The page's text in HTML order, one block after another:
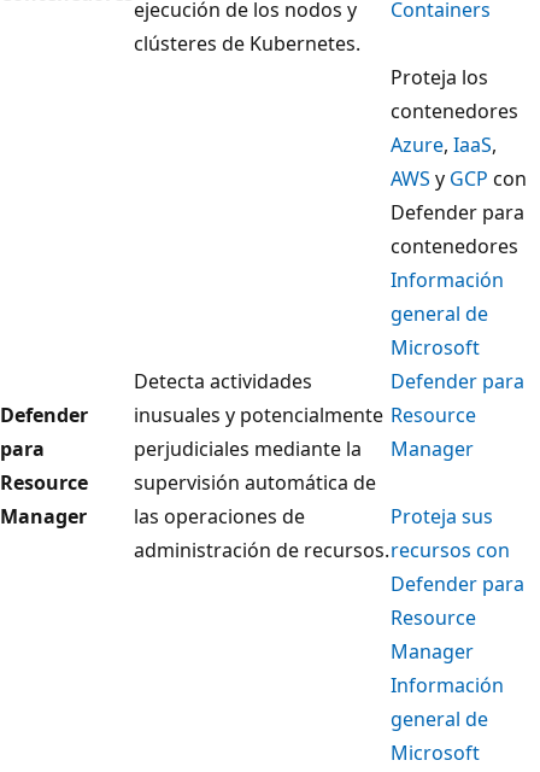
ejecución de los nodos y
clústeres de Kubernetes.
Containers
Proteja los
contenedores
Azure, IaaS,
AWS y GCP con
Defender para
contenedores
Defender
para
Resource
Manager
Detecta actividades
inusuales y potencialmente
perjudiciales mediante la
supervisión automática de
las operaciones de
administración de recursos.
Información
general de
Microsoft
Defender para
Resource
Manager
Proteja sus
recursos con
Defender para
Resource
Manager
Información
general de
Microsoft